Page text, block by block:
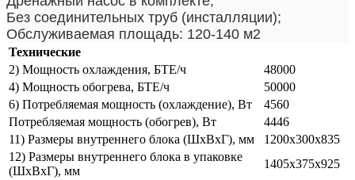
Без соединительных труб (инсталляции);
Обслуживаемая площадь: 120-140 м2
Технические
2) Мощность охлаждения, БТЕ/ч
48000
4) Мощность обогрева, БТЕ/ч
50000
6) Потребляемая мощность (охлаждение), Вт
4560
Потребляемая мощность (обогрев), Вт
4446
11) Размеры внутреннего блока (ШхВхГ), мм
1200х300х835
12) Размеры внутреннего блока в упаковке
(ШхВхГ), мм
1405х375х925